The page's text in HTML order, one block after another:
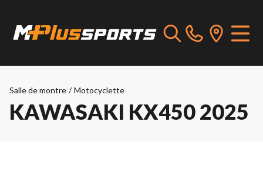
Salle de montre / Motocyclette
KAWASAKI KX450 2025